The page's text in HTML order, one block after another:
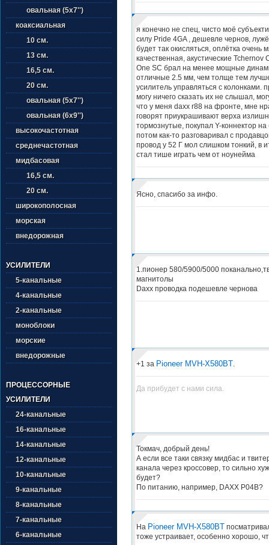
овальная (5х7'')
коаксиальная
10 см.
13 см.
16,5 см.
20 см.
овальная (5х7'')
овальная (6х9'')
высокочастотная
среднечастотная
мидбасовая
16,5 см.
20 см.
широкополосная
морская
внедорожная
УСИЛИТЕЛИ
5-канальные
4-канальные
2-канальные
моноблоки
морские
внедорожные
ПРОЦЕССОРНЫЕ
УСИЛИТЕЛИ
24-канальные
16-канальные
14-канальные
12-канальные
10-канальные
9-канальные
8-канальные
7-канальные
6-канальные
я конечно не спец, чисто моё
силу Pride 4GA , дешевле чернов,
будет так окисляться, оплётка очень
качественная, акустические Tchernov
One SC брал на менее мощные
отличные 2.5 мм, чем толще тем
усилитель управляться с колонками.
могу ничего сказать их не слышал,
что у меня daxx r88 на фронте, мне
говорят приукрашивают верха
тормознутые, покупал Y-коннектор
потом как-то разговаривал с
провод у 52 Г мол слишком тонкий, в
стал тише играть чем от ноунейма
Ясно, спасибо за инфо.
1.пионер 580/5900/5000
магнитолы
Daxx проводка подешевле чернова
+1 за Pioneer MVH-X580BT.
Да прибудет с нами сила.
Токмач, добрый день!
А если все таки связку мидбас и
канала через кроссовер, то сильно
будет?
По питанию, например, DAXX P04B?
На Pioneer MVH-X580BT
тоже устраивает, особенно хорошо,